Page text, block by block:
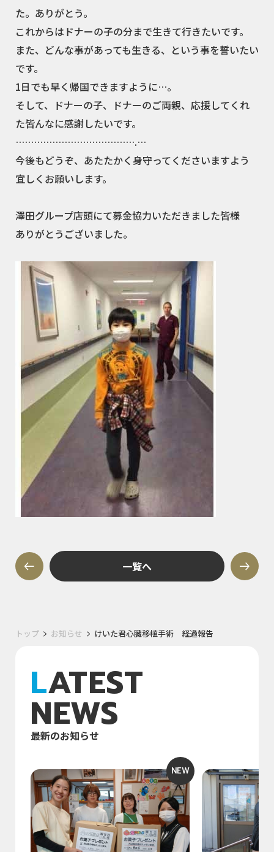
た。ありがとう。
これからはドナーの子の分まで生きて行きたいです。
また、どんな事があっても生きる、という事を誓いたい
です。
1日でも早く帰国できますように…。
そして、ドナーの子、ドナーのご両親、応援してくれ
た皆んなに感謝したいです。
………………………………….…
今後もどうぞ、あたたかく身守ってくださいますよう
宜しくお願いします。
澤田グループ店頭にて募金協力いただきました皆様
ありがとうございました。
一覧へ
トップ お知らせ けいた君心臓移植手術 経過報告
LATEST
NEWS
最新のお知らせ
NEW